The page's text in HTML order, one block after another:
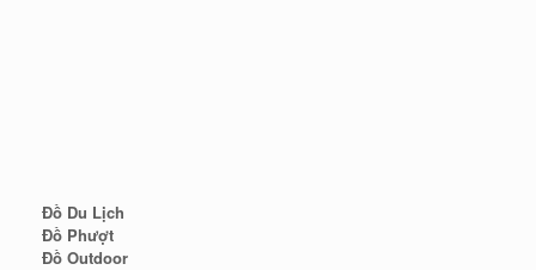
Đồ Du Lịch
Đồ Phượt
Đồ Outdoor